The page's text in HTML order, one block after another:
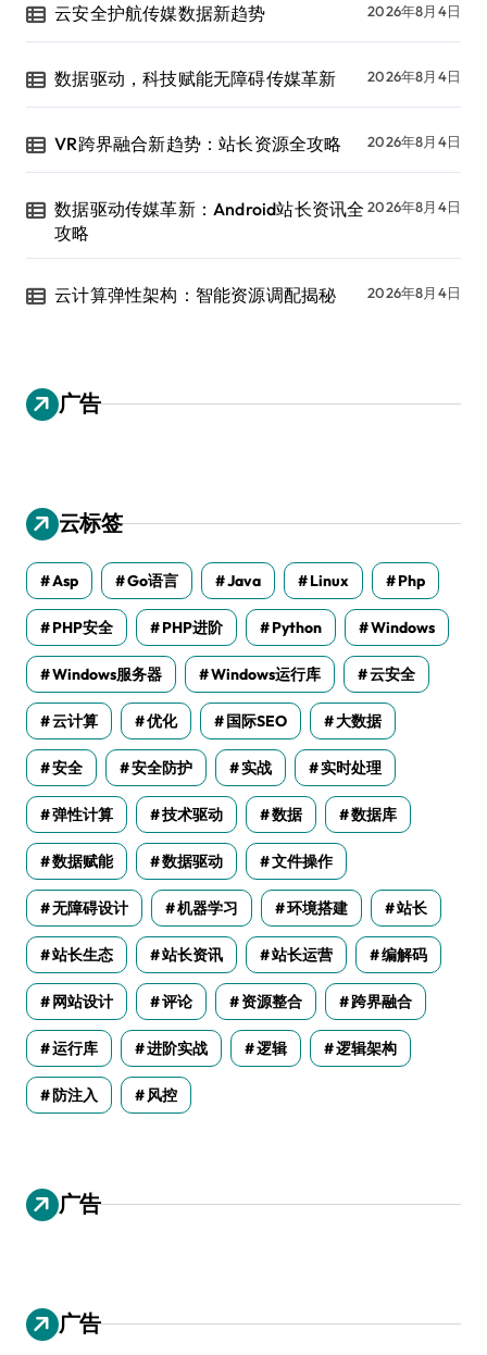
云安全护航传媒数据新趋势 2026年8月4日
数据驱动，科技赋能无障碍传媒革新 2026年8月4日
VR跨界融合新趋势：站长资源全攻略 2026年8月4日
数据驱动传媒革新：Android站长资讯全
攻略
2026年8月4日
云计算弹性架构：智能资源调配揭秘 2026年8月4日
广告
云标签
Asp Go语言 Java Linux Php
PHP安全 PHP进阶 Python Windows
Windows服务器 Windows运行库 云安全
云计算 优化 国际SEO 大数据
安全 安全防护 实战 实时处理
弹性计算 技术驱动 数据 数据库
数据赋能 数据驱动 文件操作
无障碍设计 机器学习 环境搭建 站长
站长生态 站长资讯 站长运营 编解码
网站设计 评论 资源整合 跨界融合
运行库 进阶实战 逻辑 逻辑架构
防注入 风控
广告
广告